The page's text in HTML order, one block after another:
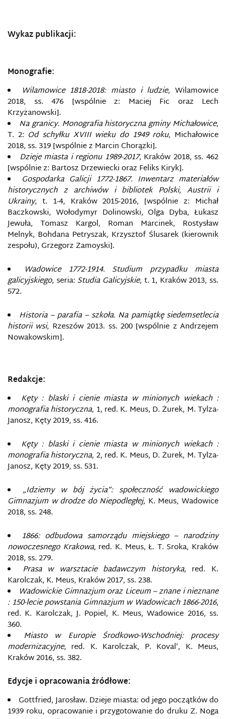
Wykaz publikacji:
Monografie:
Wilamowice 1818-2018: miasto i ludzie, Wilamowice
2018, ss. 476 [wspólnie z: Maciej Fic oraz Lech
Krzyżanowski].
Na granicy. Monografia historyczna gminy Michałowice,
T. 2: Od schyłku XVIII wieku do 1949 roku, Michałowice
2018, ss. 319 [wspólnie z Marcin Chorązki].
Dzieje miasta i regionu 1989-2017, Kraków 2018, ss. 462
[wspólnie z: Bartosz Drzewiecki oraz Feliks Kiryk].
Gospodarka Galicji 1772-1867. Inwentarz materiałów
historycznych z archiwów i bibliotek Polski, Austrii i
Ukrainy, t. 1-4, Kraków 2015-2016, [wspólnie z: Michał
Baczkowski, Wołodymyr Dolinowski, Olga Dyba, Łukasz
Jewuła, Tomasz Kargol, Roman Marcinek, Rostysław
Melnyk, Bohdana Petryszak, Krzysztof Ślusarek (kierownik
zespołu), Grzegorz Zamoyski].
Wadowice 1772-1914. Studium przypadku miasta
galicyjskiego, seria: Studia Galicyjskie, t. 1, Kraków 2013, ss.
572.
Historia – parafia – szkoła. Na pamiątkę siedemsetlecia
historii wsi, Rzeszów 2013. ss. 200 [wspólnie z Andrzejem
Nowakowskim].
Redakcje:
Kęty : blaski i cienie miasta w minionych wiekach :
monografia historyczna, 1, red. K. Meus, D. Żurek, M. Tylza-
Janosz, Kęty 2019, ss. 416.
Kęty : blaski i cienie miasta w minionych wiekach :
monografia historyczna, 2, red. K. Meus, D. Żurek, M. Tylza-
Janosz, Kęty 2019, ss. 531.
„Idziemy w bój życia”: społeczność wadowickiego
Gimnazjum w drodze do Niepodległej, K. Meus, Wadowice
2018, ss. 248.
1866: odbudowa samorządu miejskiego – narodziny
nowoczesnego Krakowa, red. K. Meus, Ł. T. Sroka, Kraków
2018, ss. 279.
Prasa w warsztacie badawczym historyka, red. K.
Karolczak, K. Meus, Kraków 2017, ss. 238.
Wadowickie Gimnazjum oraz Liceum – znane i nieznane
: 150-lecie powstania Gimnazjum w Wadowicach 1866-2016,
red. K. Karolczak, J. Popiel, K. Meus, Wadowice 2016, ss.
360.
Miasto w Europie Środkowo-Wschodniej: procesy
modernizacyjne, red. K. Karolczak, P. Koval’, K. Meus,
Kraków 2016, ss. 382.
Edycje i opracowania źródłowe:
Gottfried, Jarosław. Dzieje miasta: od jego początków do
1939 roku, opracowanie i przygotowanie do druku Z. Noga